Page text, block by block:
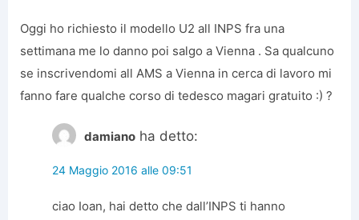
Oggi ho richiesto il modello U2 all INPS fra una
settimana me lo danno poi salgo a Vienna . Sa qualcuno
se inscrivendomi all AMS a Vienna in cerca di lavoro mi
fanno fare qualche corso di tedesco magari gratuito :) ?
damiano ha detto:
24 Maggio 2016 alle 09:51
ciao Ioan, hai detto che dall’INPS ti hanno